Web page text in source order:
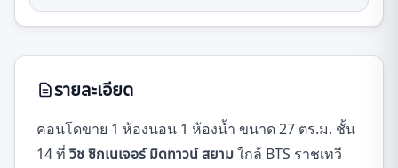
รายละเอียด
คอนโดขาย 1 ห้องนอน 1 ห้องน้ำ ขนาด 27 ตร.ม. ชั้น
14 ที่วิช ซิกเนเจอร์ มิดทาวน์ สยามใกล้ BTS ราชเทวี